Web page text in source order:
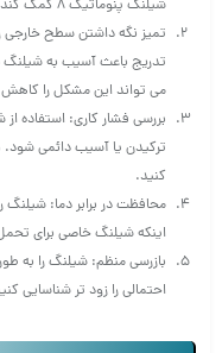
شیلنگ پنوماتیک 8 کمک کند.
تمیز نگه‌ داشتن سطح خارجی
تدریج باعث آسیب به
می‌ تواند این مشکل را
بررسی فشار کاری: استفاده از
ترکیدن یا آسیب دائمی
کنید.
محافظت در برابر دما: شیلنگ
اینکه شیلنگ خاصی برای
بازرسی منظم: شیلنگ را به‌
احتمالی را زود تر شناسایی